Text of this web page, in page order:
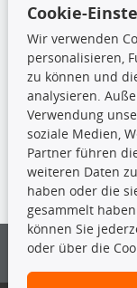
Schneeketten
TecDoc Inside
Die hier angezeigten
nicht kopiert werden.
Es ist zu unterlassen,
vorherige Zustimmung
und/oder diese
Cookie-
Wir verwenden
personalisieren,
zu können und
analysieren.
Verwendung
soziale Medien,
Partner führen
weiteren Daten
haben oder die
gesammelt
können Sie
oder über die